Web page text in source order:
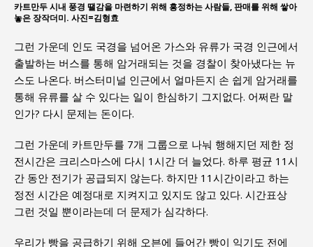
카트만두 시내 풍경 땔감을 마련하기 위해 흥정하는 사람들, 판매를 위해 쌓아
놓은 장작더미. 사진=김형효
그런 가운데 인도 국경을 넘어온 가스와 유류가 국경 인근에서
출발하는 버스를 통해 암거래되는 것을 경찰이 찾아냈다는 뉴
스도 나온다. 버스터미널 인근에서 얼마든지 손 쉽게 암거래를
통해 유류를 살 수 있다는 일이 한심하기 그지없다. 어쩌란 말
인가? 다시 문제는 돈이다.
그런 가운데 카트만두를 7개 그룹으로 나눠 행해지던 제한 정
전시간은 크리스마스에 다시 1시간 더 늘었다. 하루 평균 11시
간 동안 전기가 공급되지 않는다. 하지만 11시간이라고 하는
정전 시간은 예정대로 지켜지고 있지도 않고 있다. 시간표상
그런 것일 뿐이라는데 더 문제가 심각하다.
우리가 빵을 공급하기 위해 오븐에 들어간 빵이 익기도 전에